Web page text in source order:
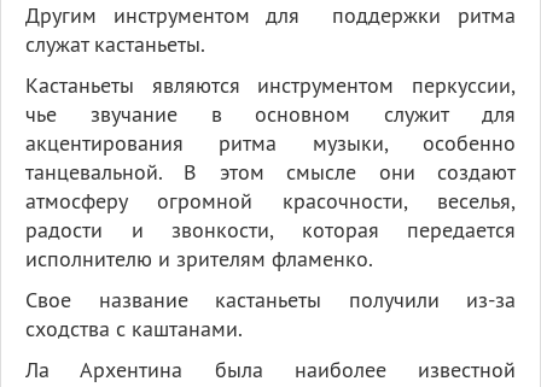
Другим инструментом для поддержки ритма
служат кастаньеты.
Кастаньеты являются инструментом перкуссии,
чье звучание в основном служит для
акцентирования ритма музыки, особенно
танцевальной. В этом смысле они создают
атмосферу огромной красочности, веселья,
радости и звонкости, которая передается
исполнителю и зрителям фламенко.
Свое название кастаньеты получили из-за
сходства с каштанами.
Ла Архентина была наиболее известной